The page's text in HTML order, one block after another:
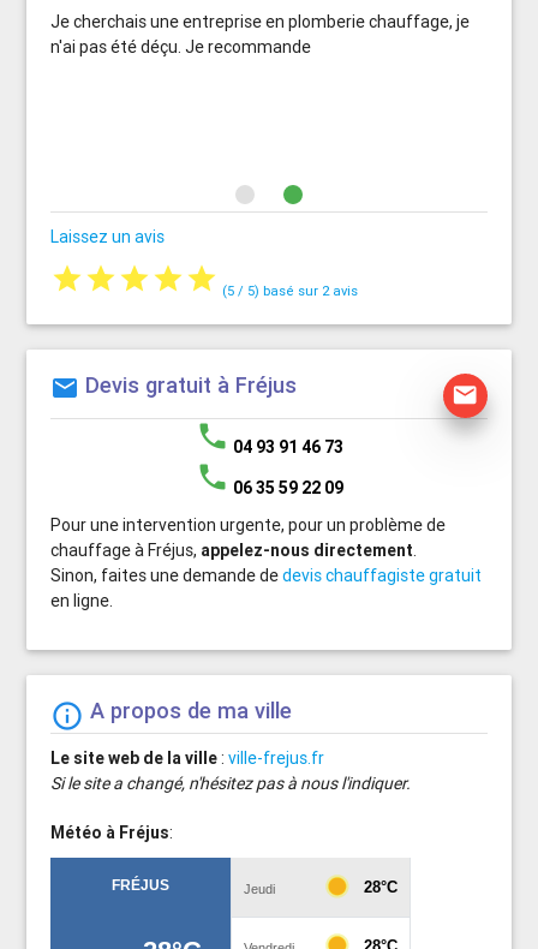
Je cherchais une entreprise en plomberie chauffage, je
n'ai pas été déçu. Je recommande
Laissez un avis
starstarstarstarstar (5 / 5) basé sur 2avis
mail Devis gratuit à Fréjus mail
phone 04 93 91 46 73
phone 06 35 59 22 09
Pour une intervention urgente, pour un problème de
chauffage à Fréjus, appelez-nous directement.
Sinon, faites une demande dedevis chauffagiste gratuit
en ligne.
info_outline A propos de ma ville
Le site web de la ville:ville-frejus.fr
Si le site a changé, n'hésitez pas à nous l'indiquer.
Météo à Fréjus: